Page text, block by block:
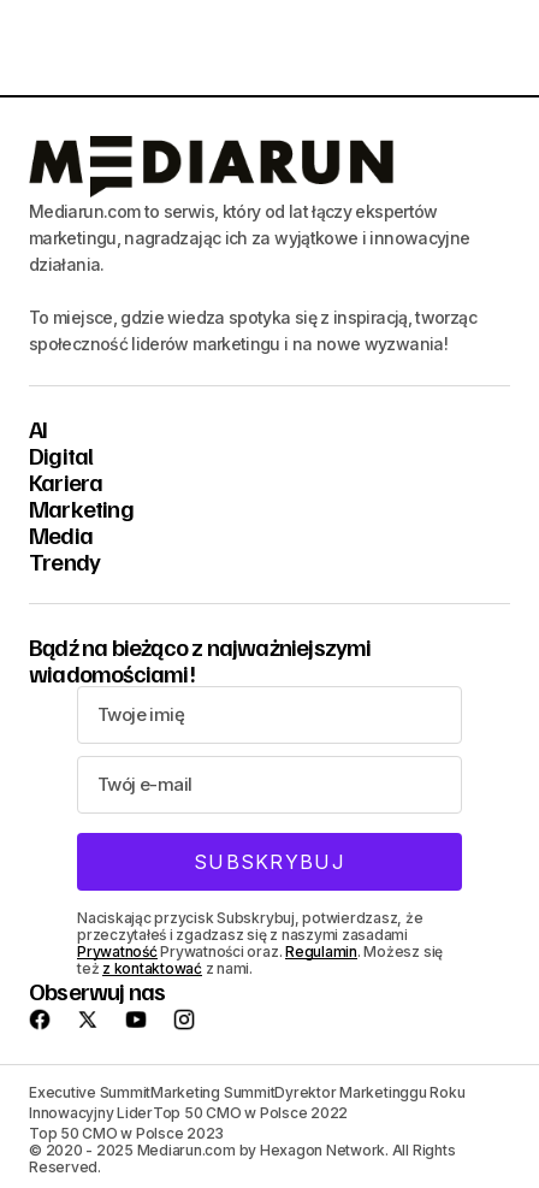
Mediarun.com to serwis, który od lat łączy ekspertów
marketingu, nagradzając ich za wyjątkowe i innowacyjne
działania.
To miejsce, gdzie wiedza spotyka się z inspiracją, tworząc
społeczność liderów marketingu i na nowe wyzwania!
AI
Digital
Kariera
Marketing
Media
Trendy
Bądź na bieżąco z najważniejszymi
wiadomościami!
Naciskając przycisk Subskrybuj, potwierdzasz, że
przeczytałeś i zgadzasz się z naszymi zasadami
PrywatnośćPrywatności oraz.Regulamin. Możesz się
też z kontaktowaćz nami.
Obserwuj nas
Executive SummitMarketing SummitDyrektor Marketinggu Roku
Innowacyjny LiderTop 50 CMO w Polsce 2022
Top 50 CMO w Polsce 2023
© 2020 - 2025 Mediarun.com by Hexagon Network. All Rights
Reserved.